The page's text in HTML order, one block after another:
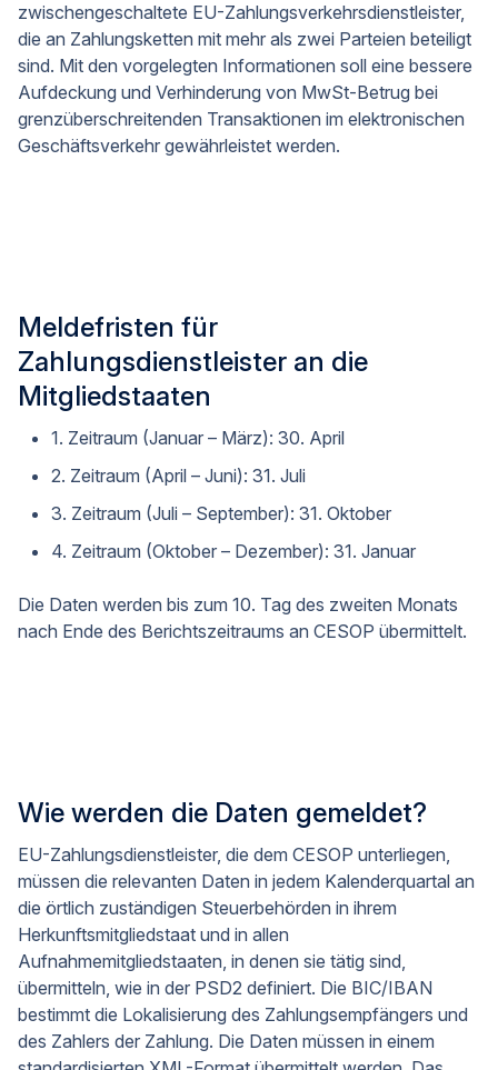
zwischengeschaltete EU-Zahlungsverkehrsdienstleister,
die an Zahlungsketten mit mehr als zwei Parteien beteiligt
sind. Mit den vorgelegten Informationen soll eine bessere
Aufdeckung und Verhinderung von MwSt-Betrug bei
grenzüberschreitenden Transaktionen im elektronischen
Geschäftsverkehr gewährleistet werden.
Meldefristen für
Zahlungsdienstleister an die
Mitgliedstaaten
1. Zeitraum (Januar – März): 30. April
2. Zeitraum (April – Juni): 31. Juli
3. Zeitraum (Juli – September): 31. Oktober
4. Zeitraum (Oktober – Dezember): 31. Januar
Die Daten werden bis zum 10. Tag des zweiten Monats
nach Ende des Berichtszeitraums an CESOP übermittelt.
Wie werden die Daten gemeldet?
EU-Zahlungsdienstleister, die dem CESOP unterliegen,
müssen die relevanten Daten in jedem Kalenderquartal an
die örtlich zuständigen Steuerbehörden in ihrem
Herkunftsmitgliedstaat und in allen
Aufnahmemitgliedstaaten, in denen sie tätig sind,
übermitteln, wie in der PSD2 definiert. Die BIC/IBAN
bestimmt die Lokalisierung des Zahlungsempfängers und
des Zahlers der Zahlung. Die Daten müssen in einem